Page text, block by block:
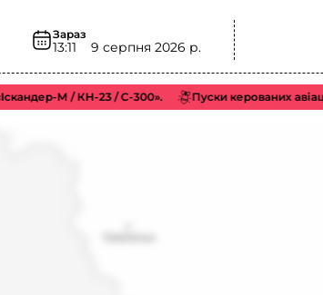
Зараз
13:11 9 серпня 2026 р.
М / КН-23 / С-300». Пуски керованих